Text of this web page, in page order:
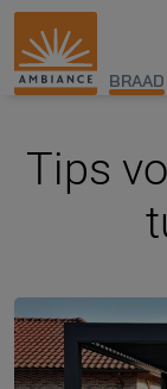
BRAAD
Tips